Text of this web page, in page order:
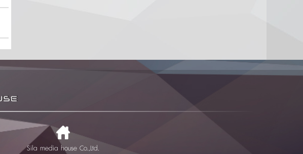
Sila media house Co.,Ltd.